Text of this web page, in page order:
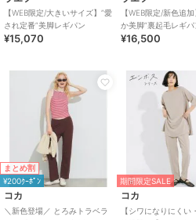
【WEB限定/大きいサイズ】”愛
され定番”美脚レギパン
¥15,070
【WEB限定/新色追
か美脚”裏起毛レギパ
¥16,500
まとめ割
¥200ｸｰﾎﾟﾝ
コカ
＼新色登場／ とろみトラベラ
期間限定SALE
コカ
【シワになりにくい